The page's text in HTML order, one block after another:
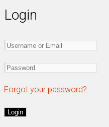
Login
Forgot your password?